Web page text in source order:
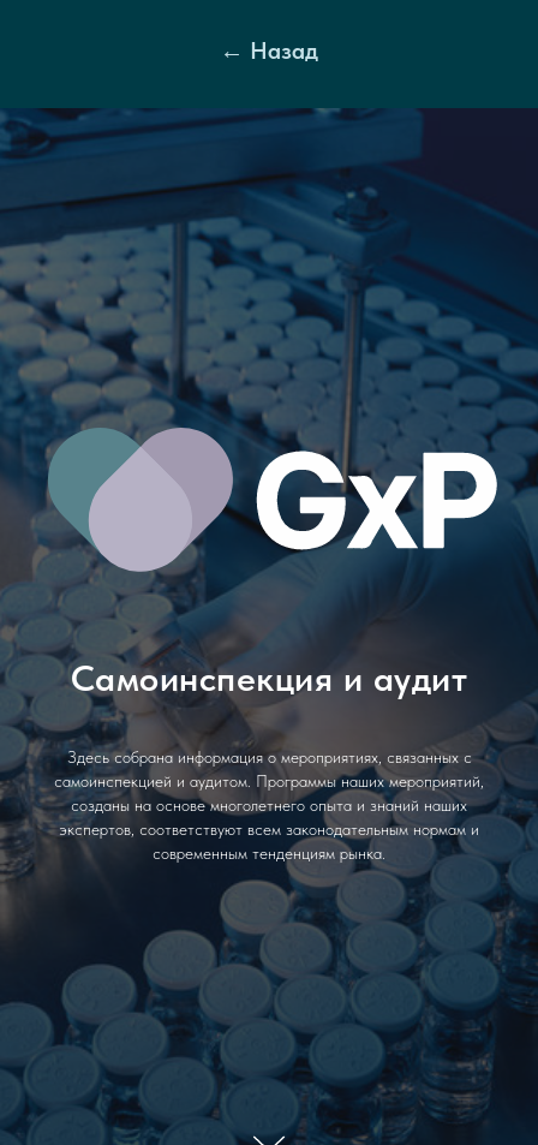
← Назад
Самоинспекция и аудит
Здесь собрана информация о мероприятиях, связанных с
самоинспекцией и аудитом. Программы наших мероприятий,
созданы на основе многолетнего опыта и знаний наших
экспертов, соответствуют всем законодательным нормам и
современным тенденциям рынка.